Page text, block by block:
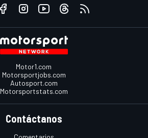
Motor1.com
Motorsportjobs.com
Autosport.com
Motorsportstats.com
Contáctanos